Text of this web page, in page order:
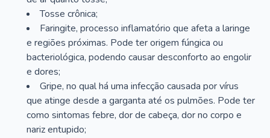
Tosse crônica;
Faringite, processo inflamatório que afeta a laringe
e regiões próximas. Pode ter origem fúngica ou
bacteriológica, podendo causar desconforto ao engolir
e dores;
Gripe, no qual há uma infecção causada por vírus
que atinge desde a garganta até os pulmões. Pode ter
como sintomas febre, dor de cabeça, dor no corpo e
nariz entupido;